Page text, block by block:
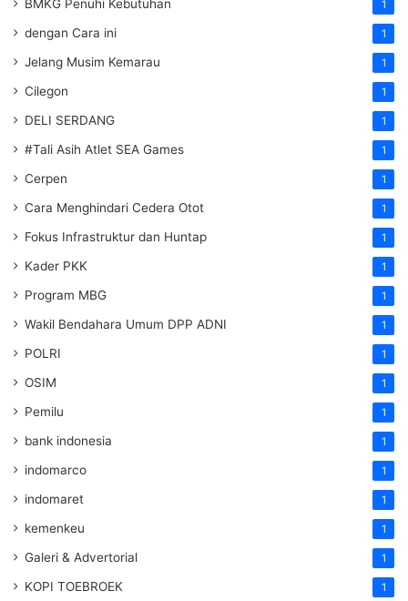
BMKG Penuhi Kebutuhan 1
dengan Cara ini 1
Jelang Musim Kemarau 1
Cilegon 1
DELI SERDANG 1
#Tali Asih Atlet SEA Games 1
Cerpen 1
Cara Menghindari Cedera Otot 1
Fokus Infrastruktur dan Huntap 1
Kader PKK 1
Program MBG 1
Wakil Bendahara Umum DPP ADNI 1
POLRI 1
OSIM 1
Pemilu 1
bank indonesia 1
indomarco 1
indomaret 1
kemenkeu 1
Galeri & Advertorial 1
KOPI TOEBROEK 1